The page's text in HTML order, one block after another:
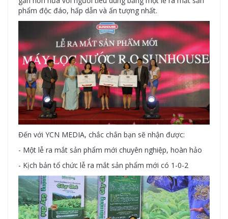
phẩm độc đáo, hấp dẫn và ấn tượng nhất.
Đến với YCN MEDIA, chắc chắn bạn sẽ nhận được:
- Một lễ ra mắt sản phẩm mới chuyên nghiệp, hoàn hảo
- Kịch bản tổ chức lễ ra mắt sản phẩm mới có 1-0-2